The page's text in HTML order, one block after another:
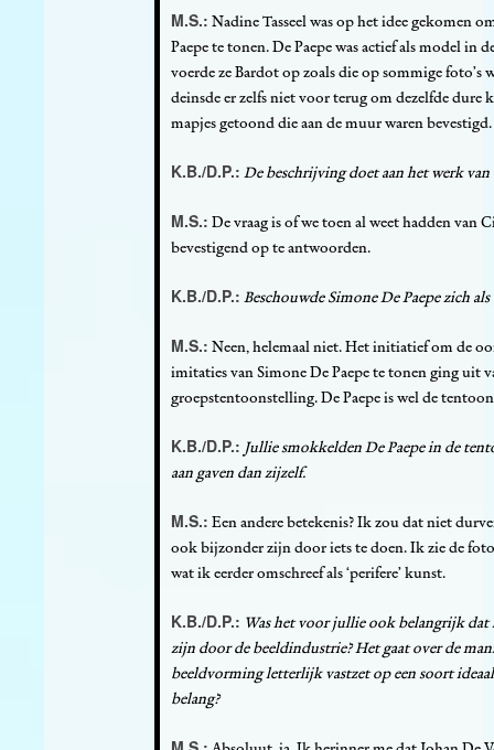
M.S.: Nadine Tasseel was op het idee gekomen
Paepe te tonen. De Paepe was actief als model in
voerde ze Bardot op zoals die op sommige foto’s
deinsde er zelfs niet voor terug om dezelfde
mapjes getoond die aan de muur waren bevestigd.
K.B./D.P.: De beschrijving doet aan het werk
M.S.: De vraag is of we toen al weet hadden
bevestigend op te antwoorden.
K.B./D.P.: Beschouwde Simone De Paepe zich als
M.S.: Neen, helemaal niet. Het initiatief om de
imitaties van Simone De Paepe te tonen ging uit
groepstentoonstelling. De Paepe is wel de
K.B./D.P.: Jullie smokkelden De Paepe in de
aan gaven dan zijzelf.
M.S.: Een andere betekenis? Ik zou dat niet
ook bijzonder zijn door iets te doen. Ik zie de
wat ik eerder omschreef als ‘perifere’ kunst.
K.B./D.P.: Was het voor jullie ook belangrijk dat
zijn door de beeldindustrie? Het gaat over de
beeldvorming letterlijk vastzet op een soort
belang?